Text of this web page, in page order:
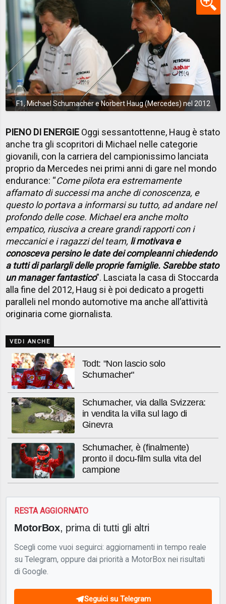
F1, Michael Schumacher e Norbert Haug (Mercedes) nel 2012
PIENO DI ENERGIE Oggi sessantottenne, Haug è stato
anche tra gli scopritori di Michael nelle categorie
giovanili, con la carriera del campionissimo lanciata
proprio da Mercedes nei primi anni di gare nel mondo
endurance: “Come pilota era estremamente
affamato di successi ma anche di conoscenza, e
questo lo portava a informarsi su tutto, ad andare nel
profondo delle cose. Michael era anche molto
empatico, riusciva a creare grandi rapporti con i
meccanici e i ragazzi del team, li motivava e
conosceva persino le date dei compleanni chiedendo
a tutti di parlargli delle proprie famiglie. Sarebbe stato
un manager fantastico”. Lasciata la casa di Stoccarda
alla fine del 2012, Haug si è poi dedicato a progetti
paralleli nel mondo automotive ma anche all’attività
originaria come giornalista.
VEDI ANCHE
Todt: "Non lascio solo
Schumacher"
Schumacher, via dalla Svizzera:
in vendita la villa sul lago di
Ginevra
Schumacher, è (finalmente)
pronto il docu-film sulla vita del
campione
RESTA AGGIORNATO
MotorBox, prima di tutti gli altri
Scegli come vuoi seguirci: aggiornamenti in tempo reale
su Telegram, oppure dai priorità a MotorBox nei risultati
di Google.
Seguici su Telegram